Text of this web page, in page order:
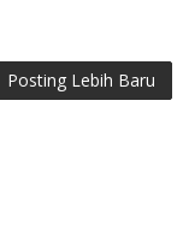
Posting Lebih Baru